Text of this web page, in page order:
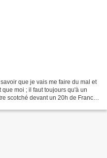
que je vais me faire du mal et
moi ; il faut toujours qu'à un
scotché devant un 20h de France